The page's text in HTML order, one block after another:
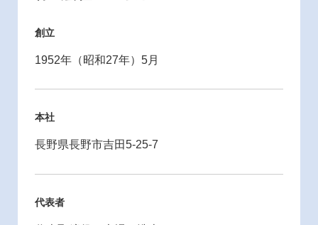
創立
1952年（昭和27年）5月
本社
長野県長野市吉田5-25-7
代表者